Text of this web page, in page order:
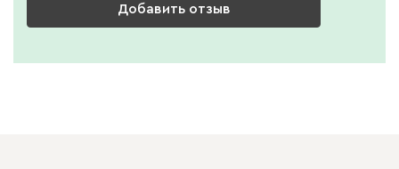
Добавить отзыв